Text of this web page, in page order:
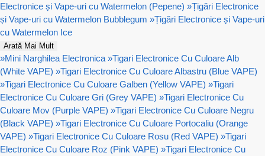
Electronice și Vape-uri cu Watermelon (Pepene) »Țigări Electronice
și Vape-uri cu Watermelon Bubblegum »Țigări Electronice și Vape-uri
cu Watermelon Ice
Arată Mai Mult
»Mini Narghilea Electronica »Tigari Electronice Cu Culoare Alb
(White VAPE) »Tigari Electronice Cu Culoare Albastru (Blue VAPE)
»Tigari Electronice Cu Culoare Galben (Yellow VAPE) »Tigari
Electronice Cu Culoare Gri (Grey VAPE) »Tigari Electronice Cu
Culoare Mov (Purple VAPE) »Tigari Electronice Cu Culoare Negru
(Black VAPE) »Tigari Electronice Cu Culoare Portocaliu (Orange
VAPE) »Tigari Electronice Cu Culoare Rosu (Red VAPE) »Tigari
Electronice Cu Culoare Roz (Pink VAPE) »Tigari Electronice Cu